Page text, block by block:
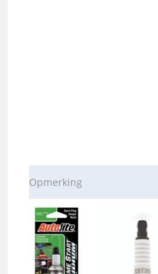
Opmerking